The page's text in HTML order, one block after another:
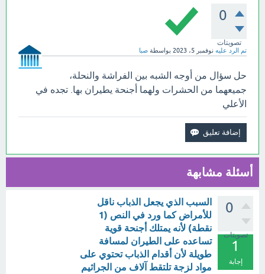
0
تصويتات
تم الرد عليه نوفمبر 5، 2023 بواسطة صبا
حل سؤال من أوجه الشبه بين الفراشة والنحلة،
جميعهما من الحشرات ولهما أجنحة يطيران بها. تجده في
الأعلي
أسئلة مشابهة
0
تصويتات
1
إجابة
السبب الذي يجعل الذباب ناقل
للأمراض كما ورد في النص (1
نقطة) لأنه يمتلك أجنحة قوية
تساعده على الطيران لمسافة
طويلة لأن أقدام الذباب تحتوي على
مواد لزجة تلتقط آلاف من الجراثيم